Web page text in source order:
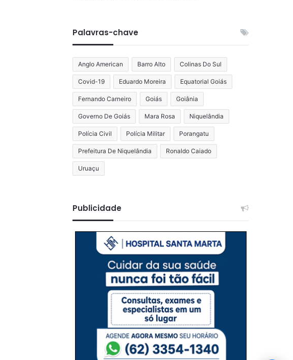
Palavras-chave
Anglo American Barro Alto Colinas Do Sul
Covid-19 Eduardo Moreira Equatorial Goiás
Fernando Carneiro Goiás Goiânia
Governo De Goiás Mara Rosa Niquelândia
Polícia Civil Polícia Militar Porangatu
Prefeitura De Niquelândia Ronaldo Caiado
Uruaçu
Publicidade